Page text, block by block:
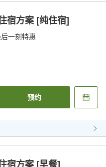
宿方案 [纯住宿]
一刻特惠
预约
宿方案 [早餐]